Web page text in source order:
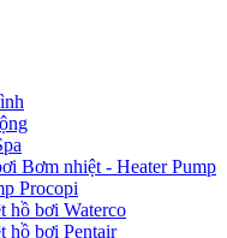
Bơm nhiệt - Heater Pump
Procopi
hồ bơi Waterco
hồ bơi Pentair